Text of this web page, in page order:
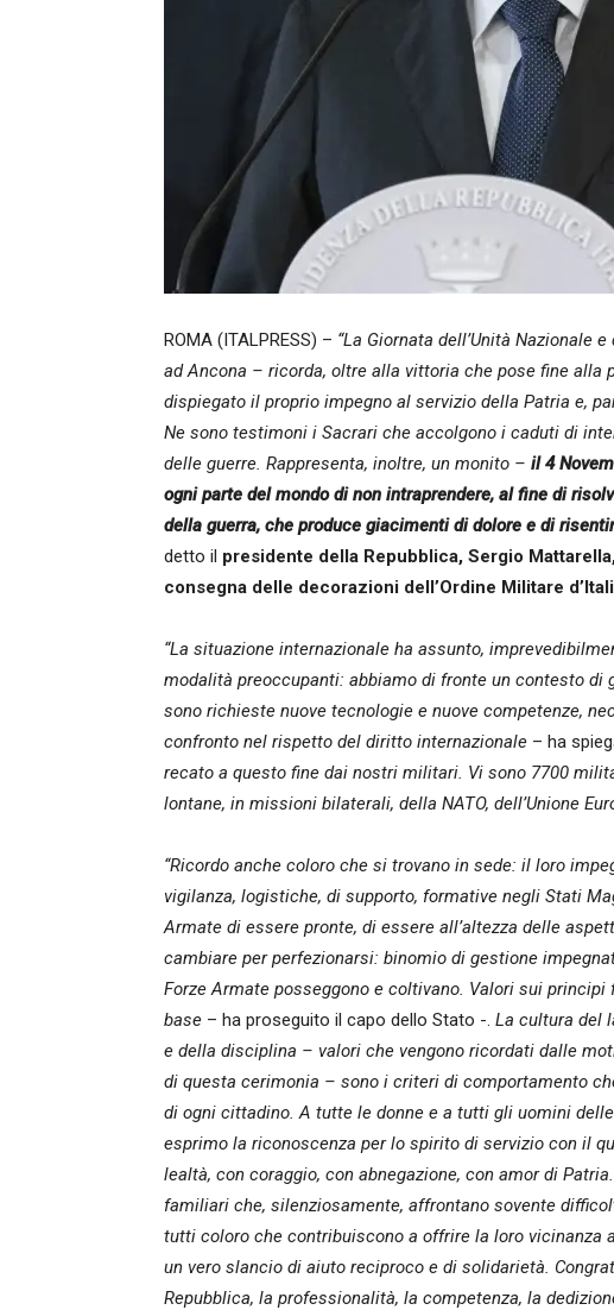
ROMA (ITALPRESS) – “La Giornata dell’Unità Nazionale
ad Ancona – ricorda, oltre alla vittoria che pose fine alla
dispiegato il proprio impegno al servizio della Patria e,
Ne sono testimoni i Sacrari che accolgono i caduti di
delle guerre. Rappresenta, inoltre, un monito – il 4
ogni parte del mondo di non intraprendere, al fine di
della guerra, che produce giacimenti di dolore e di
detto il presidente della Repubblica, Sergio
consegna delle decorazioni dell’Ordine Militare
“La situazione internazionale ha assunto,
modalità preoccupanti: abbiamo di fronte un contesto di
sono richieste nuove tecnologie e nuove competenze,
confronto nel rispetto del diritto internazionale – ha
recato a questo fine dai nostri militari. Vi sono 7700
lontane, in missioni bilaterali, della NATO, dell’Unione
“Ricordo anche coloro che si trovano in sede: il loro
vigilanza, logistiche, di supporto, formative negli Stati
Armate di essere pronte, di essere all’altezza delle
cambiare per perfezionarsi: binomio di gestione
Forze Armate posseggono e coltivano. Valori sui
base – ha proseguito il capo dello Stato -. La cultura del
e della disciplina – valori che vengono ricordati dalle
di questa cerimonia – sono i criteri di comportamento
di ogni cittadino. A tutte le donne e a tutti gli uomini
esprimo la riconoscenza per lo spirito di servizio con il
lealtà, con coraggio, con abnegazione, con amor di
familiari che, silenziosamente, affrontano sovente
tutti coloro che contribuiscono a offrire la loro
un vero slancio di aiuto reciproco e di solidarietà.
Repubblica, la professionalità, la competenza, la